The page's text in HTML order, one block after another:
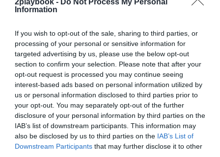
Information
If you wish to opt-out of the sale, sharing to third parties, or
processing of your personal or sensitive information for
targeted advertising by us, please use the below opt-out
section to confirm your selection. Please note that after your
opt-out request is processed you may continue seeing
interest-based ads based on personal information utilized by
us or personal information disclosed to third parties prior to
your opt-out. You may separately opt-out of the further
disclosure of your personal information by third parties on the
IAB’s list of downstream participants. This information may
also be disclosed by us to third parties on the IAB’s List of
Downstream Participants that may further disclose it to other
Índex2P
FC Barcelona
LaLiga
Compartir